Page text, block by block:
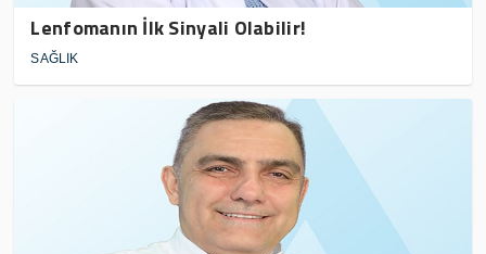
Lenfomanın İlk Sinyali Olabilir!
SAĞLIK